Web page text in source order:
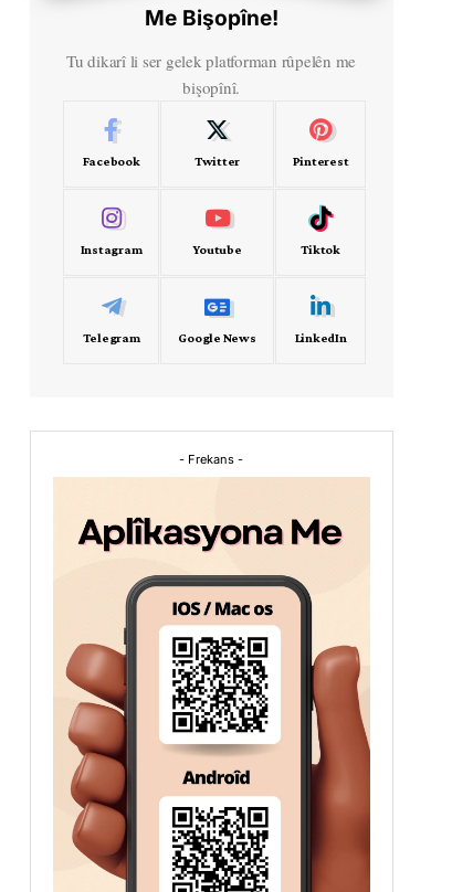
Me Bişopîne!
Tu dikarî li ser gelek platforman rûpelên me
bişopînî.
Facebook Twitter Pinterest
Instagram Youtube Tiktok
Telegram Google News LinkedIn
- Frekans -